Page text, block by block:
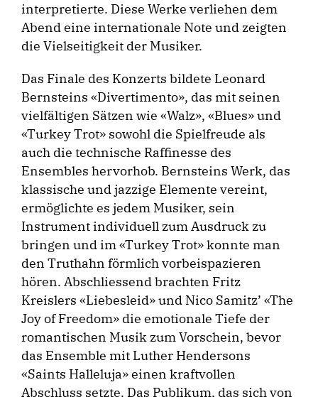
interpretierte. Diese Werke verliehen dem
Abend eine internationale Note und zeigten
die Vielseitigkeit der Musiker.
Das Finale des Konzerts bildete Leonard
Bernsteins «Divertimento», das mit seinen
vielfältigen Sätzen wie «Walz», «Blues» und
«Turkey Trot» sowohl die Spielfreude als
auch die technische Raffinesse des
Ensembles hervorhob. Bernsteins Werk, das
klassische und jazzige Elemente vereint,
ermöglichte es jedem Musiker, sein
Instrument individuell zum Ausdruck zu
bringen und im «Turkey Trot» konnte man
den Truthahn förmlich vorbeispazieren
hören. Abschliessend brachten Fritz
Kreislers «Liebesleid» und Nico Samitz’ «The
Joy of Freedom» die emotionale Tiefe der
romantischen Musik zum Vorschein, bevor
das Ensemble mit Luther Hendersons
«Saints Halleluja» einen kraftvollen
Abschluss setzte. Das Publikum, das sich von